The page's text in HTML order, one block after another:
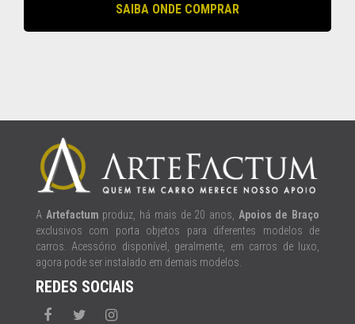
SAIBA ONDE COMPRAR
A Artefactum produz, há mais de 20 anos, Apoios de Braço
exclusivos com porta objetos para diferentes modelos de
carros. Acessório disponível, geralmente, em carros de luxo,
agora pode ser instalado em demais modelos.
REDES SOCIAIS